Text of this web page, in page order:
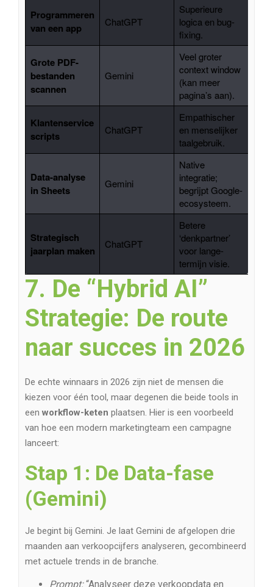
Programmeren
van een app
ChatGPT
Superieure
logica en bug-
fixing.
Grote PDF-
bestanden
scannen
Gemini
Veel groter
context window
(kan meer
pagina’s aan).
Klantenservice
scripts
ChatGPT
Empathischer
en menselijker
taalgebruik.
Data-analyse
in Sheets
Gemini
Native
integratie;
begrijpt Google-
ecosysteem.
Strategisch
jaarplan maken
ChatGPT
Betere
‘denkpartner’
voor lange-
termijn visie.
7. De “Hybrid AI”
Strategie: De route
naar succes in 2026
De echte winnaars in 2026 zijn niet de mensen die
kiezen voor één tool, maar degenen die beide tools in
een workflow-keten plaatsen. Hier is een voorbeeld
van hoe een modern marketingteam een campagne
lanceert:
Stap 1: De Data-fase
(Gemini)
Je begint bij Gemini. Je laat Gemini de afgelopen drie
maanden aan verkoopcijfers analyseren, gecombineerd
met actuele trends in de branche.
Prompt:“Analyseer deze verkoopdata en